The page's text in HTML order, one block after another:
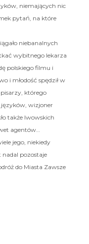
niemających nic
pytań, na które
niebanalnych
wybitnego lekarza
polskiego filmu i
i młodość spędził w
którego
języków, wizjoner
także lwowskich
agentów…
jego, niekiedy
pozostaje
do Miasta Zawsze